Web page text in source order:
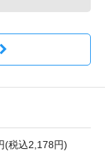
(税込2,178円)